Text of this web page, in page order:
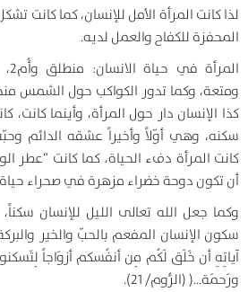
لذا كانت المرأة الأمل للإنسان، كما كانت
المحفزة للكفاح والعمل لديه.
ومتعة، وكما تدور الكواكب حول الشمس
كذا الإنسان دار حول المرأة، وأينما كانت،
سكنه، وهي أوّلاً وأخيراً عشقه الدائم
أن تكون دوحة خضراء مزهرة في صحراء حياة
وكما جعل الله تعالى الليل للإنسان
سكون الإنسان المفعم بالحبّ والخير
آياتِهِ أن خَلَق لَكُم مِن أنفُسكم أزوَاجاً
ورَحمَة…( (الرُّوم/ 21).